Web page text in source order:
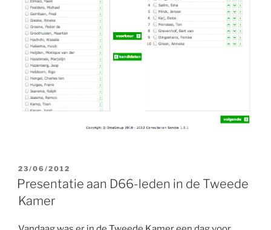
GEPLAATST
OP
23/06/2012
Presentatie aan D66-leden in de Tweede
Kamer